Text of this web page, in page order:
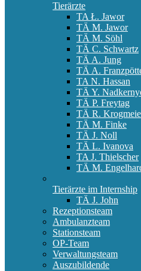
Tierärzte
TA Ł. Jawor
TÄ M. Jawor
TÄ M. Söhl
TÄ C. Schwartz
TÄ A. Jung
TÄ A.
TA N. Hassan
TÄ Y.
TÄ P. Freytag
TÄ R.
TÄ M. Finke
TÄ J. Noll
TÄ L. Ivanova
TA J. Thielscher
TÄ M.
Tierärzte im Internship
TÄ J. John
Rezeptionsteam
Ambulanzteam
Stationsteam
OP-Team
Verwaltungsteam
Auszubildende